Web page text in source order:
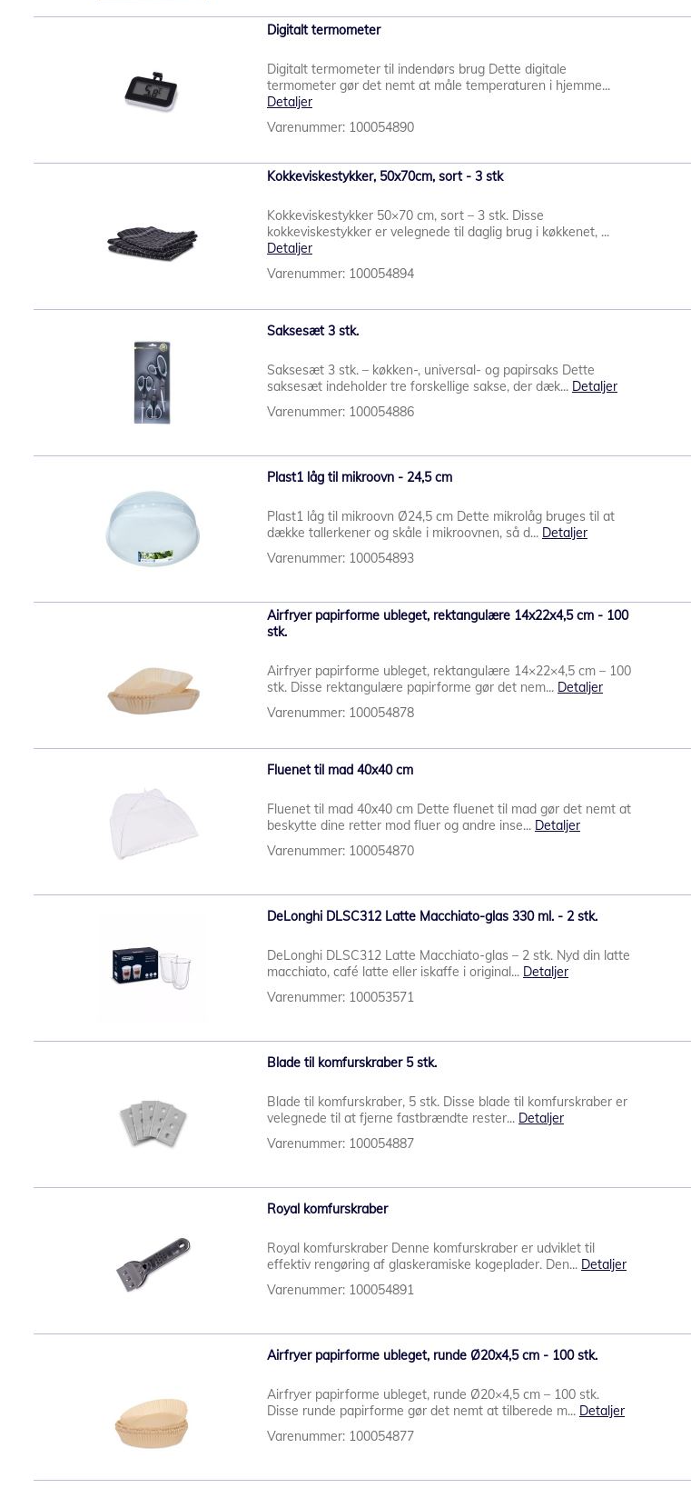
Digitalt termometer
Digitalt termometer til indendørs brug Dette digitale
termometer gør det nemt at måle temperaturen i hjemme...
Detaljer
Varenummer: 100054890
Kokkeviskestykker, 50x70cm, sort - 3 stk
Kokkeviskestykker 50×70 cm, sort – 3 stk. Disse
kokkeviskestykker er velegnede til daglig brug i køkkenet, ...
Detaljer
Varenummer: 100054894
Saksesæt 3 stk.
Saksesæt 3 stk. – køkken-, universal- og papirsaks Dette
saksesæt indeholder tre forskellige sakse, der dæk... Detaljer
Varenummer: 100054886
Plast1 låg til mikroovn - 24,5 cm
Plast1 låg til mikroovn Ø24,5 cm Dette mikrolåg bruges til at
dække tallerkener og skåle i mikroovnen, så d... Detaljer
Varenummer: 100054893
Airfryer papirforme ubleget, rektangulære 14x22x4,5 cm - 100
stk.
Airfryer papirforme ubleget, rektangulære 14×22×4,5 cm – 100
stk. Disse rektangulære papirforme gør det nem... Detaljer
Varenummer: 100054878
Fluenet til mad 40x40 cm
Fluenet til mad 40x40 cm Dette fluenet til mad gør det nemt at
beskytte dine retter mod fluer og andre inse... Detaljer
Varenummer: 100054870
DeLonghi DLSC312 Latte Macchiato-glas 330 ml. - 2 stk.
DeLonghi DLSC312 Latte Macchiato-glas – 2 stk. Nyd din latte
macchiato, café latte eller iskaffe i original... Detaljer
Varenummer: 100053571
Blade til komfurskraber 5 stk.
Blade til komfurskraber, 5 stk. Disse blade til komfurskraber er
velegnede til at fjerne fastbrændte rester... Detaljer
Varenummer: 100054887
Royal komfurskraber
Royal komfurskraber Denne komfurskraber er udviklet til
effektiv rengøring af glaskeramiske kogeplader. Den... Detaljer
Varenummer: 100054891
Airfryer papirforme ubleget, runde Ø20x4,5 cm - 100 stk.
Airfryer papirforme ubleget, runde Ø20×4,5 cm – 100 stk.
Disse runde papirforme gør det nemt at tilberede m... Detaljer
Varenummer: 100054877